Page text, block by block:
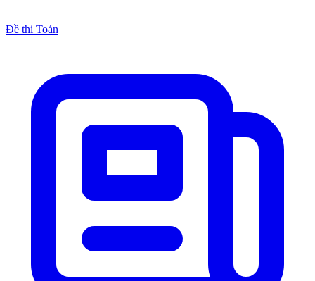
Đề thi Toán